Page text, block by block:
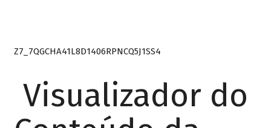
Z7_7QGCHA41L8D1406RPNCQ5J1SS4
Visualizador do